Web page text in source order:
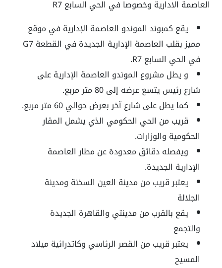
العاصمة الادارية وخصوصا في الحي السابع R7
يقع كمبوند الموندو العاصمة الإدارية في موقع
مميز بقلب العاصمة الإدارية الجديدة في القطعة G7
في الحي السابع R7.
و يطل مشروع الموندو العاصمة الإدارية على
شارع رئيس يتسع عرضه إلى 80 متر مربع.
كما يطل على شارع آخر بعرض حوالي 60 متر مربع.
قريب من الحي الحكومي الذي يشمل المقار
الحكومية والوزارات.
ويفصله دقائق معدودة عن مطار العاصمة
الإدارية الجديدة.
يعتبر قريب من مدينة العين السخنة ومدينة
الجلالة
يقع بالقرب من مدينتي والقاهرة الجديدة
والتجمع
يعتبر قريب من القصر الرئاسي وكاتدرائية ميلاد
المسيح